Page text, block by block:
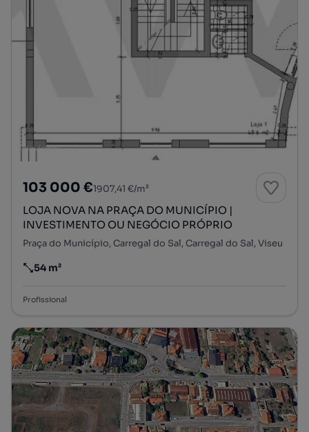
103 000 €1907,41 €/m²
LOJA NOVA NA PRAÇA DO MUNICÍPIO |
INVESTIMENTO OU NEGÓCIO PRÓPRIO
Praça do Município, Carregal do Sal, Carregal do Sal, Viseu
Preço por metro quadrado
54 m²
Profissional